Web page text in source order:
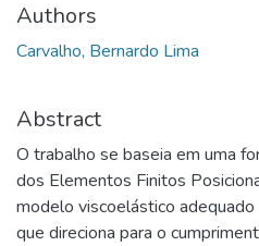
Authors
Carvalho, Bernardo Lima
Abstract
O trabalho se baseia em uma
dos Elementos Finitos
modelo viscoelástico
que direciona para o